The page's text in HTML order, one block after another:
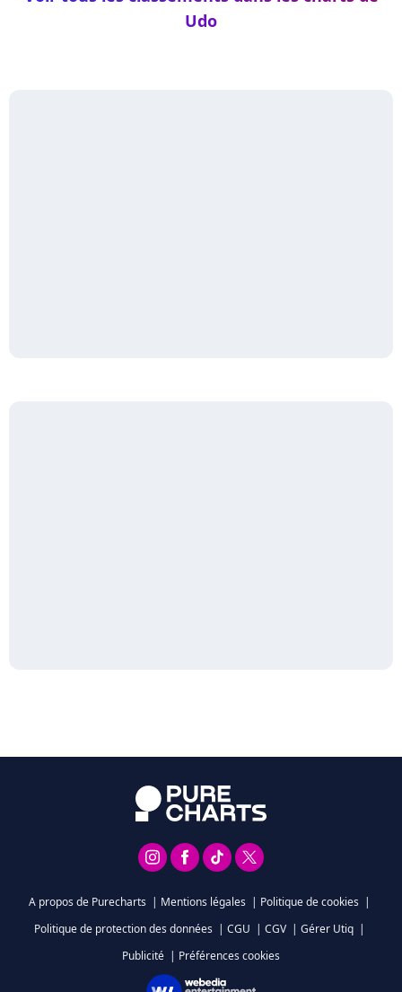
Udo
A propos de Purecharts | Mentions légales | Politique de cookies |
Politique de protection des données | CGU | CGV | Gérer Utiq |
Publicité | Préférences cookies